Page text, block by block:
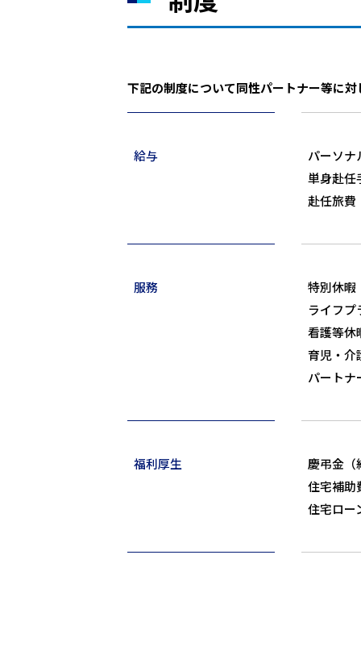
下記の制度について同性パートナー等に
給与
パーソナ
単身赴任
赴任旅費
服務
特別休暇
ライフプ
看護等休
育児・介
パートナ
福利厚生
慶弔金（
住宅補助
住宅ロー